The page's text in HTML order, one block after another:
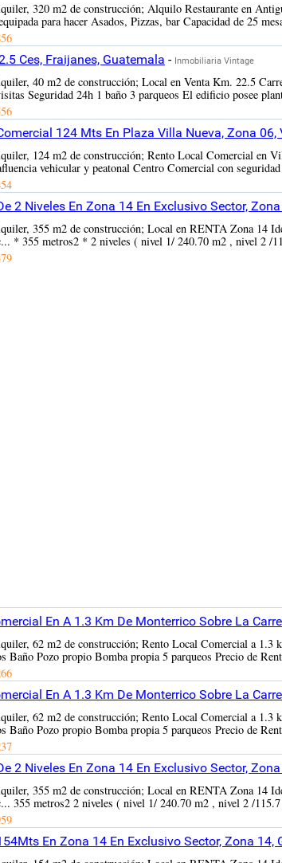
320 m2 de construcción; Alquilo Restaurante en
para hacer Asados, Pizzas, bar Capacidad de 25
Ces, Fraijanes, Guatemala - Inmobiliaria Vintage
40 m2 de construcción; Local en Venta Km. 22.5
Seguridad 24h 1 baño 3 parqueos El edificio posee
124 Mts En Plaza Villa Nueva, Zona 06,
124 m2 de construcción; Rento Local Comercial en
vehicular y peatonal Centro Comercial con
2 Niveles En Zona 14 En Exclusivo Sector,
355 m2 de construcción; Local en RENTA Zona 14
* 355 metros2 * 2 niveles ( nivel 1/ 240.70 m2 , nivel 2 /
En A 1.3 Km De Monterrico Sobre La
62 m2 de construcción; Rento Local Comercial a 1.3
Baño Pozo propio Bomba propia 5 parqueos Precio de
En A 1.3 Km De Monterrico Sobre La
62 m2 de construcción; Rento Local Comercial a 1.3
Baño Pozo propio Bomba propia 5 parqueos Precio de
2 Niveles En Zona 14 En Exclusivo Sector,
355 m2 de construcción; Local en RENTA Zona 14
355 metros2 2 niveles ( nivel 1/ 240.70 m2 , nivel 2 /
En Zona 14 En Exclusivo Sector, Zona 14,